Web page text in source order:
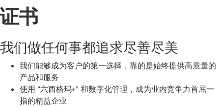
书
我们做任何事都追求尽善尽美
我们能够成为客户的第一选择，靠的是始终提供高质量的
产品和服务
使用 “六西格玛+” 和数字化管理，成为业内竞争力首屈一
指的精益企业